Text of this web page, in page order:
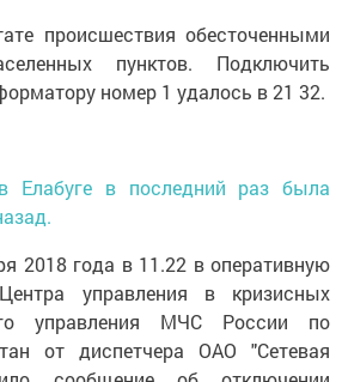
происшествия обесточенными
пунктов. Подключить
номер 1 удалось в 21 32.
Елабуге в последний раз была
2018 года в 11.22 в оперативную
управления в кризисных
управления МЧС России по
от диспетчера ОАО "Сетевая